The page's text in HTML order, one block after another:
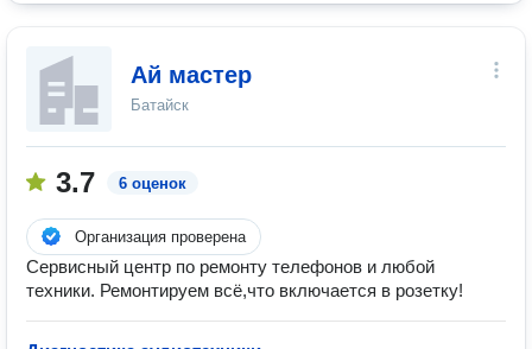
Ай мастер
Батайск
3.7 6 оценок
Организация проверена
Сервисный центр по ремонту телефонов и любой
техники. Ремонтируем всё,что включается в розетку!